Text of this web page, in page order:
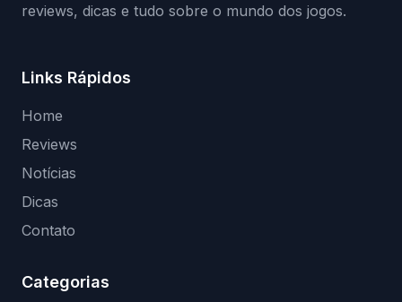
reviews, dicas e tudo sobre o mundo dos jogos.
Links Rápidos
Home
Reviews
Notícias
Dicas
Contato
Categorias